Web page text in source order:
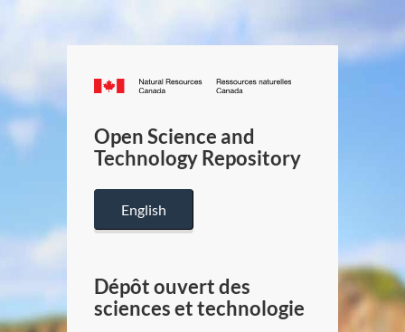
Canada.ca
/
Canada
Open Science and
Technology Repository
English
Dépôt ouvert des
sciences et technologie